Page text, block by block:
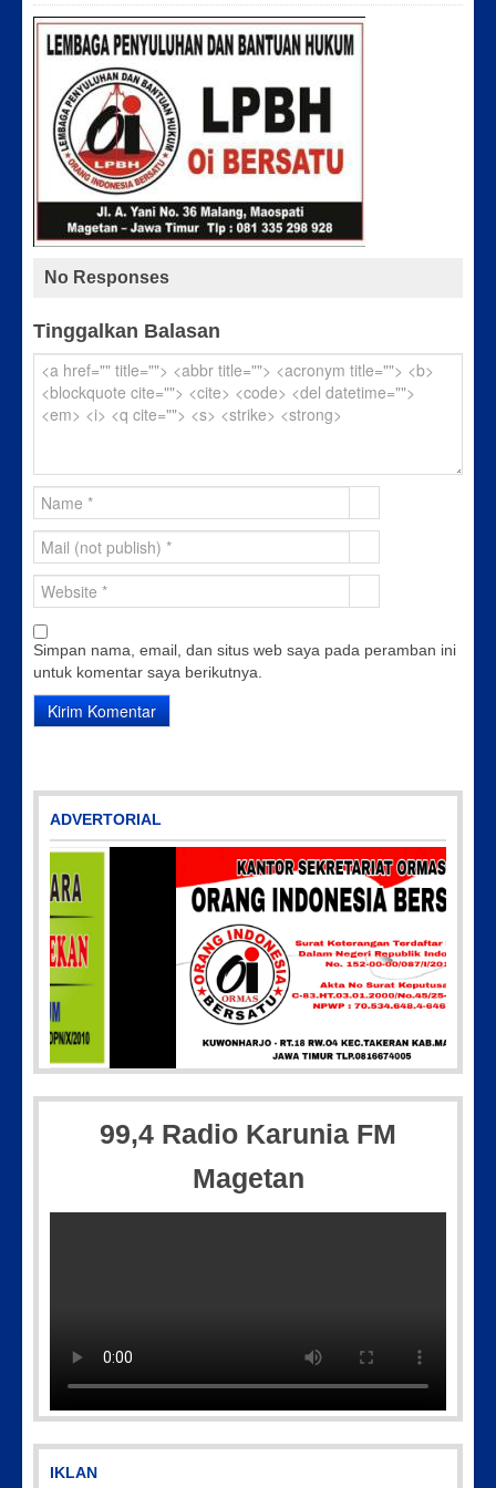
No Responses
Tinggalkan Balasan
Simpan nama, email, dan situs web saya pada peramban ini
untuk komentar saya berikutnya.
ADVERTORIAL
Picsart_23-04-12_11-55-35-604
99,4 Radio Karunia FM
Magetan
IKLAN